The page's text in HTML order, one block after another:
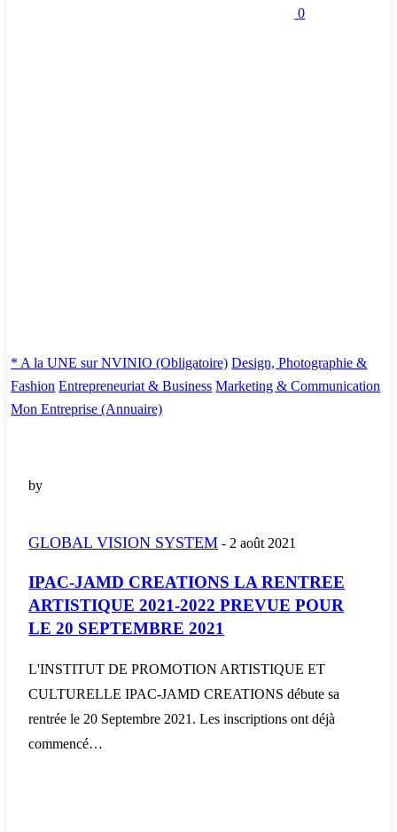
0
* A la UNE sur NVINIO (Obligatoire) Design, Photographie &
Fashion Entrepreneuriat & Business Marketing & Communication
Mon Entreprise (Annuaire)
by
GLOBAL VISION SYSTEM - 2 août 2021
IPAC-JAMD CREATIONS LA RENTREE
ARTISTIQUE 2021-2022 PREVUE POUR
LE 20 SEPTEMBRE 2021
L'INSTITUT DE PROMOTION ARTISTIQUE ET
CULTURELLE IPAC-JAMD CREATIONS débute sa
rentrée le 20 Septembre 2021. Les inscriptions ont déjà
commencé…